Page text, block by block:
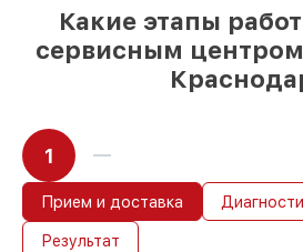
Какие этапы
сервисным
1
Прием и доставка
Результат